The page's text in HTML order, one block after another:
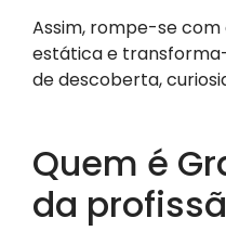
Assim, rompe-se
estática e
de descoberta,
Quem é
da